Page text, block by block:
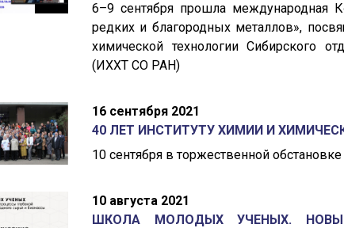
6–9 сентября прошла международная
редких и благородных металлов»,
химической технологии Сибирского
(ИХХТ СО РАН)
16 сентября 2021
40 ЛЕТ ИНСТИТУТУ ХИМИИ И
10 сентября в торжественной
10 августа 2021
ШКОЛА МОЛОДЫХ УЧЕНЫХ.